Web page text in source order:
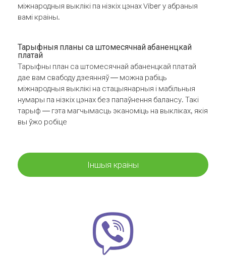
міжнародныя выклікі па нізкіх цэнах Viber у абраныя
вамі краіны.
Тарыфныя планы са штомесячнай абаненцкай
платай
Тарыфны план са штомесячнай абаненцкай платай
дае вам свабоду дзеянняў — можна рабіць
міжнародныя выклікі на стацыянарныя і мабільныя
нумары па нізкіх цэнах без папаўнення балансу. Такі
тарыф — гэта магчымасць эканоміць на выкліках, якія
вы ўжо робіце
Іншыя краіны